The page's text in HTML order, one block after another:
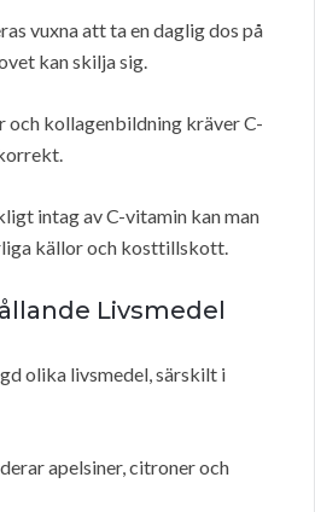
vuxna att ta en daglig dos på
kan skilja sig.
och kollagenbildning kräver C-
intag av C-vitamin kan man
källor och kosttillskott.
Livsmedel
olika livsmedel, särskilt i
apelsiner, citroner och